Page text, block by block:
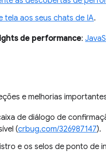
tela aos seus chats de IA.
de performance:
e melhorias
de diálogo de
(crbug.com/326987147).
e os selos de ponto de